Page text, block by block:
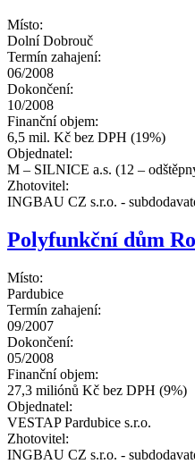
Místo:
Dolní Dobrouč
Termín zahajení:
06/2008
Dokončení:
10/2008
Finanční objem:
6,5 mil. Kč bez DPH (19%)
Objednatel:
M – SILNICE a.s. (12 –
Zhotovitel:
INGBAU CZ s.r.o. -
Polyfunkční dům
Místo:
Pardubice
Termín zahajení:
09/2007
Dokončení:
05/2008
Finanční objem:
27,3 miliónů Kč bez DPH (9%)
Objednatel:
VESTAP Pardubice s.r.o.
Zhotovitel:
INGBAU CZ s.r.o. -